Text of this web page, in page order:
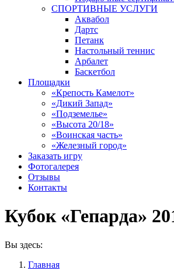
СПОРТИВНЫЕ УСЛУГИ
Аквабол
Дартс
Петанк
Настольный теннис
Арбалет
Баскетбол
Площадки
«Крепость Камелот»
«Дикий Запад»
«Подземелье»
«Высота 20/18»
«Воинская часть»
«Железный город»
Заказать игру
Фотогалерея
Отзывы
Контакты
Кубок «Гепарда»
Вы здесь:
Главная